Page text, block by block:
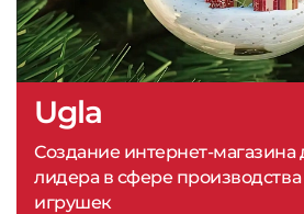
Ugla
Создание интернет-
лидера в сфере
игрушек